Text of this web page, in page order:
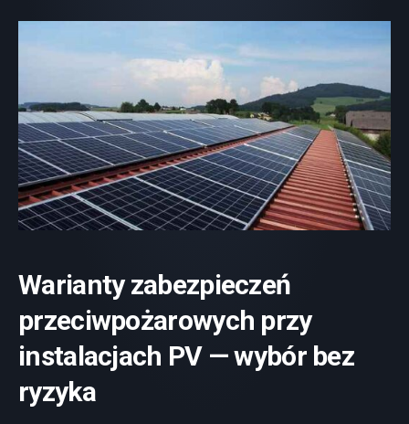
Warianty zabezpieczeń
przeciwpożarowych przy
instalacjach PV — wybór bez
ryzyka